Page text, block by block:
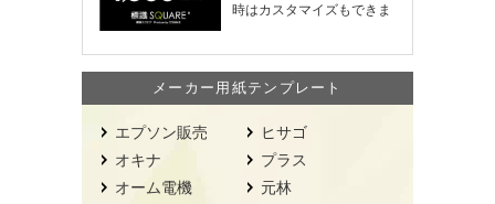
時はカスタマイズもできま
メーカー用紙テンプレート
エプソン販売
オキナ
オーム電機
ヒサゴ
プラス
元林